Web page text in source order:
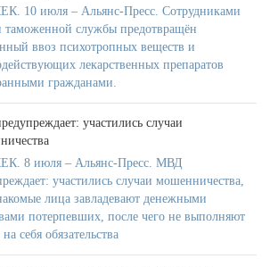
10 июля – Альянс-Пресс. Сотрудниками
службы предотвращён
ввоз психотропных веществ и
лекарственных препаратов
гражданами.
участились случаи
8 июля – Альянс-Пресс. МВД
участились случаи мошенничества,
лица завладевают денежными
потерпевших, после чего не выполняют
себя обязательства